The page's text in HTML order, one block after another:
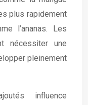
plus rapidement
l’ananas. Les
nécessiter une
pleinement
influence